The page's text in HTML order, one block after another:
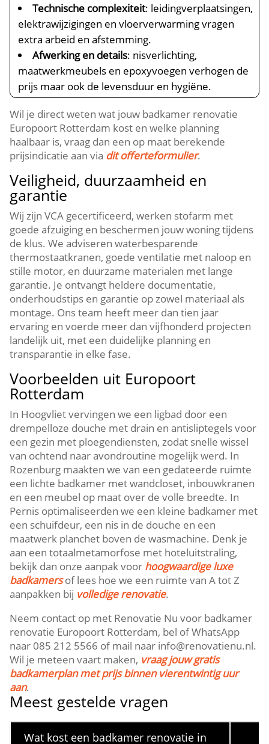
Technische complexiteit: leidingverplaatsingen,
elektrawijzigingen en vloerverwarming vragen
extra arbeid en afstemming.​
Afwerking en details: nisverlichting,
maatwerkmeubels en epoxyvoegen verhogen de
prijs maar ook de levensduur en hygiëne.​
Wil je direct weten wat jouw badkamer renovatie
Europoort Rotterdam kost en welke planning
haalbaar is, vraag dan een op maat berekende
prijsindicatie aan via dit offerteformulier.​
Veiligheid, duurzaamheid en
garantie
Wij zijn VCA gecertificeerd, werken stofarm met
goede afzuiging en beschermen jouw woning tijdens
de klus.​ We adviseren waterbesparende
thermostaatkranen, goede ventilatie met naloop en
stille motor, en duurzame materialen met lange
garantie.​ Je ontvangt heldere documentatie,
onderhoudstips en garantie op zowel materiaal als
montage.​ Ons team heeft meer dan tien jaar
ervaring en voerde meer dan vijfhonderd projecten
landelijk uit, met een duidelijke planning en
transparantie in elke fase.​
Voorbeelden uit Europoort
Rotterdam
In Hoogvliet vervingen we een ligbad door een
drempelloze douche met drain en antisliptegels voor
een gezin met ploegendiensten, zodat snelle wissel
van ochtend naar avondroutine mogelijk werd.​ In
Rozenburg maakten we van een gedateerde ruimte
een lichte badkamer met wandcloset, inbouwkranen
en een meubel op maat over de volle breedte.​ In
Pernis optimaliseerden we een kleine badkamer met
een schuifdeur, een nis in de douche en een
maatwerk planchet boven de wasmachine.​ Denk je
aan een totaalmetamorfose met hoteluitstraling,
bekijk dan onze aanpak voor hoogwaardige luxe
badkamersof lees hoe we een ruimte van A tot Z
aanpakken bij volledige renovatie.​
Neem contact op met Renovatie Nu voor badkamer
renovatie Europoort Rotterdam, bel of WhatsApp
naar 085 212 5566 of mail naar info@renovatienu.​nl.​
Wil je meteen vaart maken, vraag jouw gratis
badkamerplan met prijs binnen vierentwintig uur
aan.​
Meest gestelde vragen
Wat kost een badkamer renovatie in